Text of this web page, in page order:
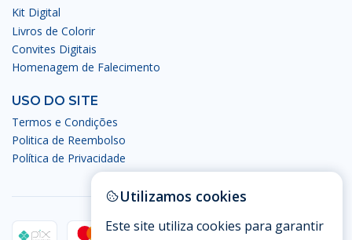
Kit Digital
Livros de Colorir
Convites Digitais
Homenagem de Falecimento
USO DO SITE
Termos e Condições
Politica de Reembolso
Política de Privacidade
Utilizamos cookies
Este site utiliza cookies para garantir